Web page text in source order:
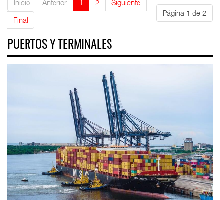
Página 1 de 2
Inicio Anterior 1 2
Siguiente
Final
PUERTOS Y TERMINALES